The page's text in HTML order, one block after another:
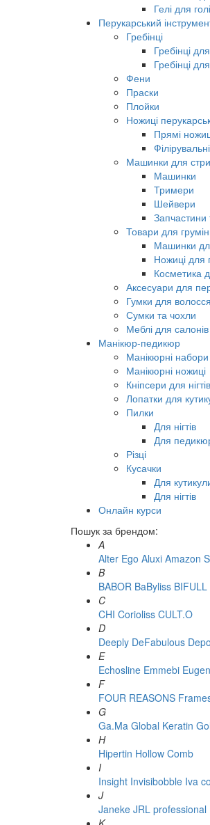
Гелі для
Перукарський
Гребінці
Гребінці
Гребінці
Фени
Праски
Плойки
Ножиці
Прямі
Машинки для
Машинки
Тримери
Шейвери
Запчастини
Товари для
Машинки
Ножиці для
Косметика
Аксесуари для
Гумки для
Сумки та чохли
Меблі для
Манікюр-педикюр
Манікюрні набори
Манікюрні ножиці
Кніпсери для нігтів
Лопатки для
Пилки
Для нігтів
Для
Різці
Кусачки
Для
Для нігтів
Онлайн курси
Пошук за брендом:
A
Alter Ego Aluxi Amazon
B
BABOR BaByliss
C
CHI Corioliss CULT.O
D
Deeply DeFabulous
E
Echosline Emmebi
F
FOUR REASONS
G
Ga.Ma Global Keratin
H
Hipertin Hollow Comb
I
Insight Invisibobble Iva
J
Janeke JRL professional